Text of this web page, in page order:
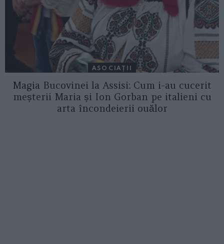
ASOCIAŢII
Magia Bucovinei la Assisi: Cum i-au cucerit
meșterii Maria și Ion Gorban pe italieni cu
arta încondeierii ouălor